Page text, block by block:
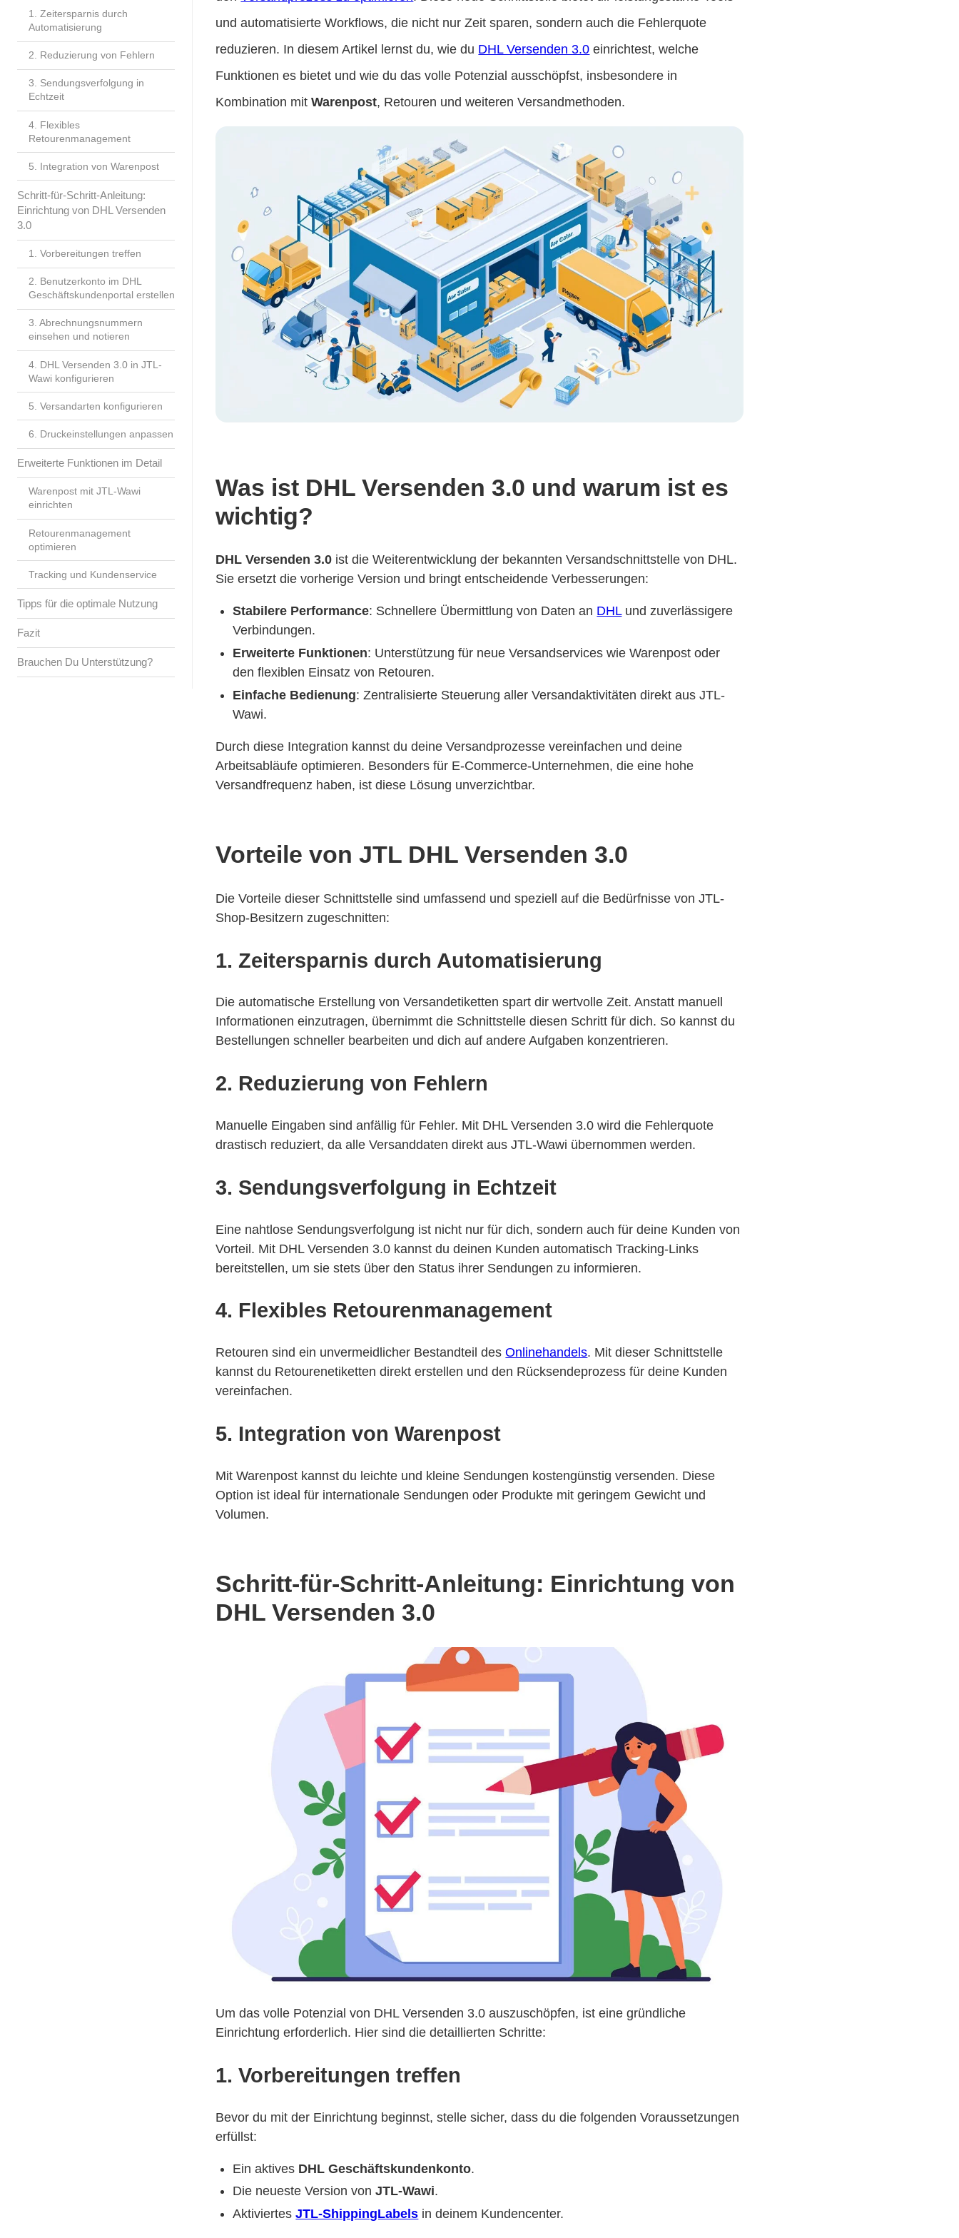
1. Zeitersparnis durch
Automatisierung
2. Reduzierung von Fehlern
3. Sendungsverfolgung in
Echtzeit
4. Flexibles
Retourenmanagement
5. Integration von Warenpost
Schritt-für-Schritt-Anleitung:
Einrichtung von DHL Versenden
3.0
1. Vorbereitungen treffen
2. Benutzerkonto im DHL
Geschäftskundenportal erstellen
3. Abrechnungsnummern
einsehen und notieren
4. DHL Versenden 3.0 in JTL-
Wawi konfigurieren
5. Versandarten konfigurieren
6. Druckeinstellungen anpassen
Erweiterte Funktionen im Detail
Warenpost mit JTL-Wawi
einrichten
Retourenmanagement
optimieren
Tracking und Kundenservice
Tipps für die optimale Nutzung
Fazit
Brauchen Du Unterstützung?
und automatisierte Workflows, die nicht nur Zeit sparen, sondern auch die Fehlerquote
reduzieren. In diesem Artikel lernst du, wie du DHL Versenden 3.0 einrichtest, welche
Funktionen es bietet und wie du das volle Potenzial ausschöpfst, insbesondere in
Kombination mitWarenpost, Retouren und weiteren Versandmethoden.
Was ist DHL Versenden 3.0 und warum ist es
wichtig?
DHL Versenden 3.0 ist die Weiterentwicklung der bekannten Versandschnittstelle von DHL.
Sie ersetzt die vorherige Version und bringt entscheidende Verbesserungen:
Stabilere Performance: Schnellere Übermittlung von Daten an DHLund zuverlässigere
Verbindungen.
Erweiterte Funktionen: Unterstützung für neue Versandservices wie Warenpost oder
den flexiblen Einsatz von Retouren.
Einfache Bedienung: Zentralisierte Steuerung aller Versandaktivitäten direkt aus JTL-
Wawi.
Durch diese Integration kannst du deine Versandprozesse vereinfachen und deine
Arbeitsabläufe optimieren. Besonders für E-Commerce-Unternehmen, die eine hohe
Versandfrequenz haben, ist diese Lösung unverzichtbar.
Vorteile von JTL DHL Versenden 3.0
Die Vorteile dieser Schnittstelle sind umfassend und speziell auf die Bedürfnisse von JTL-
Shop-Besitzern zugeschnitten:
1.Zeitersparnis durch Automatisierung
Die automatische Erstellung von Versandetiketten spart dir wertvolle Zeit. Anstatt manuell
Informationen einzutragen, übernimmt die Schnittstelle diesen Schritt für dich. So kannst du
Bestellungen schneller bearbeiten und dich auf andere Aufgaben konzentrieren.
2. Reduzierung von Fehlern
Manuelle Eingaben sind anfällig für Fehler. Mit DHL Versenden 3.0 wird die Fehlerquote
drastisch reduziert, da alle Versanddaten direkt aus JTL-Wawi übernommen werden.
3. Sendungsverfolgung in Echtzeit
Eine nahtlose Sendungsverfolgung ist nicht nur für dich, sondern auch für deine Kunden von
Vorteil. Mit DHL Versenden 3.0 kannst du deinen Kunden automatisch Tracking-Links
bereitstellen, um sie stets über den Status ihrer Sendungen zu informieren.
4. Flexibles Retourenmanagement
Retouren sind ein unvermeidlicher Bestandteil desOnlinehandels. Mit dieser Schnittstelle
kannst du Retourenetiketten direkt erstellen und den Rücksendeprozess für deine Kunden
vereinfachen.
5. Integration von Warenpost
Mit Warenpost kannst du leichte und kleine Sendungen kostengünstig versenden. Diese
Option ist ideal für internationale Sendungen oder Produkte mit geringem Gewicht und
Volumen.
Schritt-für-Schritt-Anleitung: Einrichtung von
DHL Versenden 3.0
Um das volle Potenzial von DHL Versenden 3.0 auszuschöpfen, ist eine gründliche
Einrichtung erforderlich. Hier sind die detaillierten Schritte:
1. Vorbereitungen treffen
Bevor du mit der Einrichtung beginnst, stelle sicher, dass du die folgenden Voraussetzungen
erfüllst:
Ein aktives DHL Geschäftskundenkonto.
Die neueste Version vonJTL-Wawi.
AktiviertesJTL-ShippingLabels in deinem Kundencenter.